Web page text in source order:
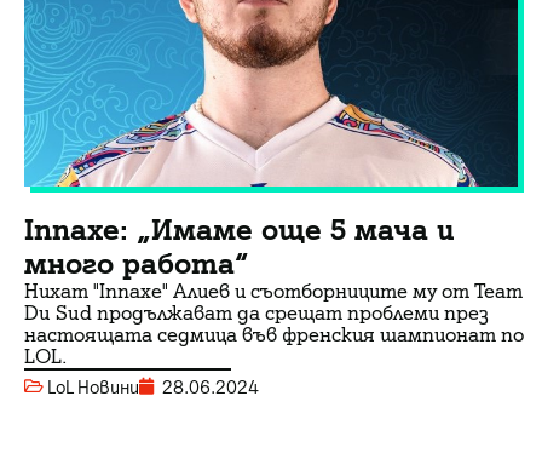
Innaxe: „Имаме още 5 мача и
много работа“
Нихат "Innaxe" Алиев и съотборниците му от Team
Du Sud продължават да срещат проблеми през
настоящата седмица във френския шампионат по
LOL.
LoL Новини 28.06.2024